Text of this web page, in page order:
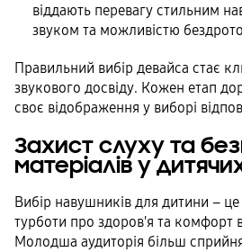
віддають перевагу стильним
звуком та можливістю
Правильний вибір девайса стає
звукового досвіду. Кожен етап
своє відображення у виборі
Захист слуху та
матеріалів у
Вибір навушників для дитини – це
турботи про здоров'я та комфорт
Молодша аудиторія більш